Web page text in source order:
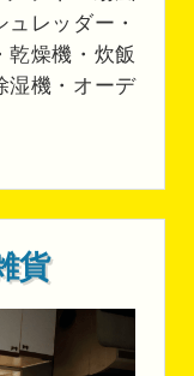
レッダー・
乾燥機・炊飯
湿機・オーデ
貨